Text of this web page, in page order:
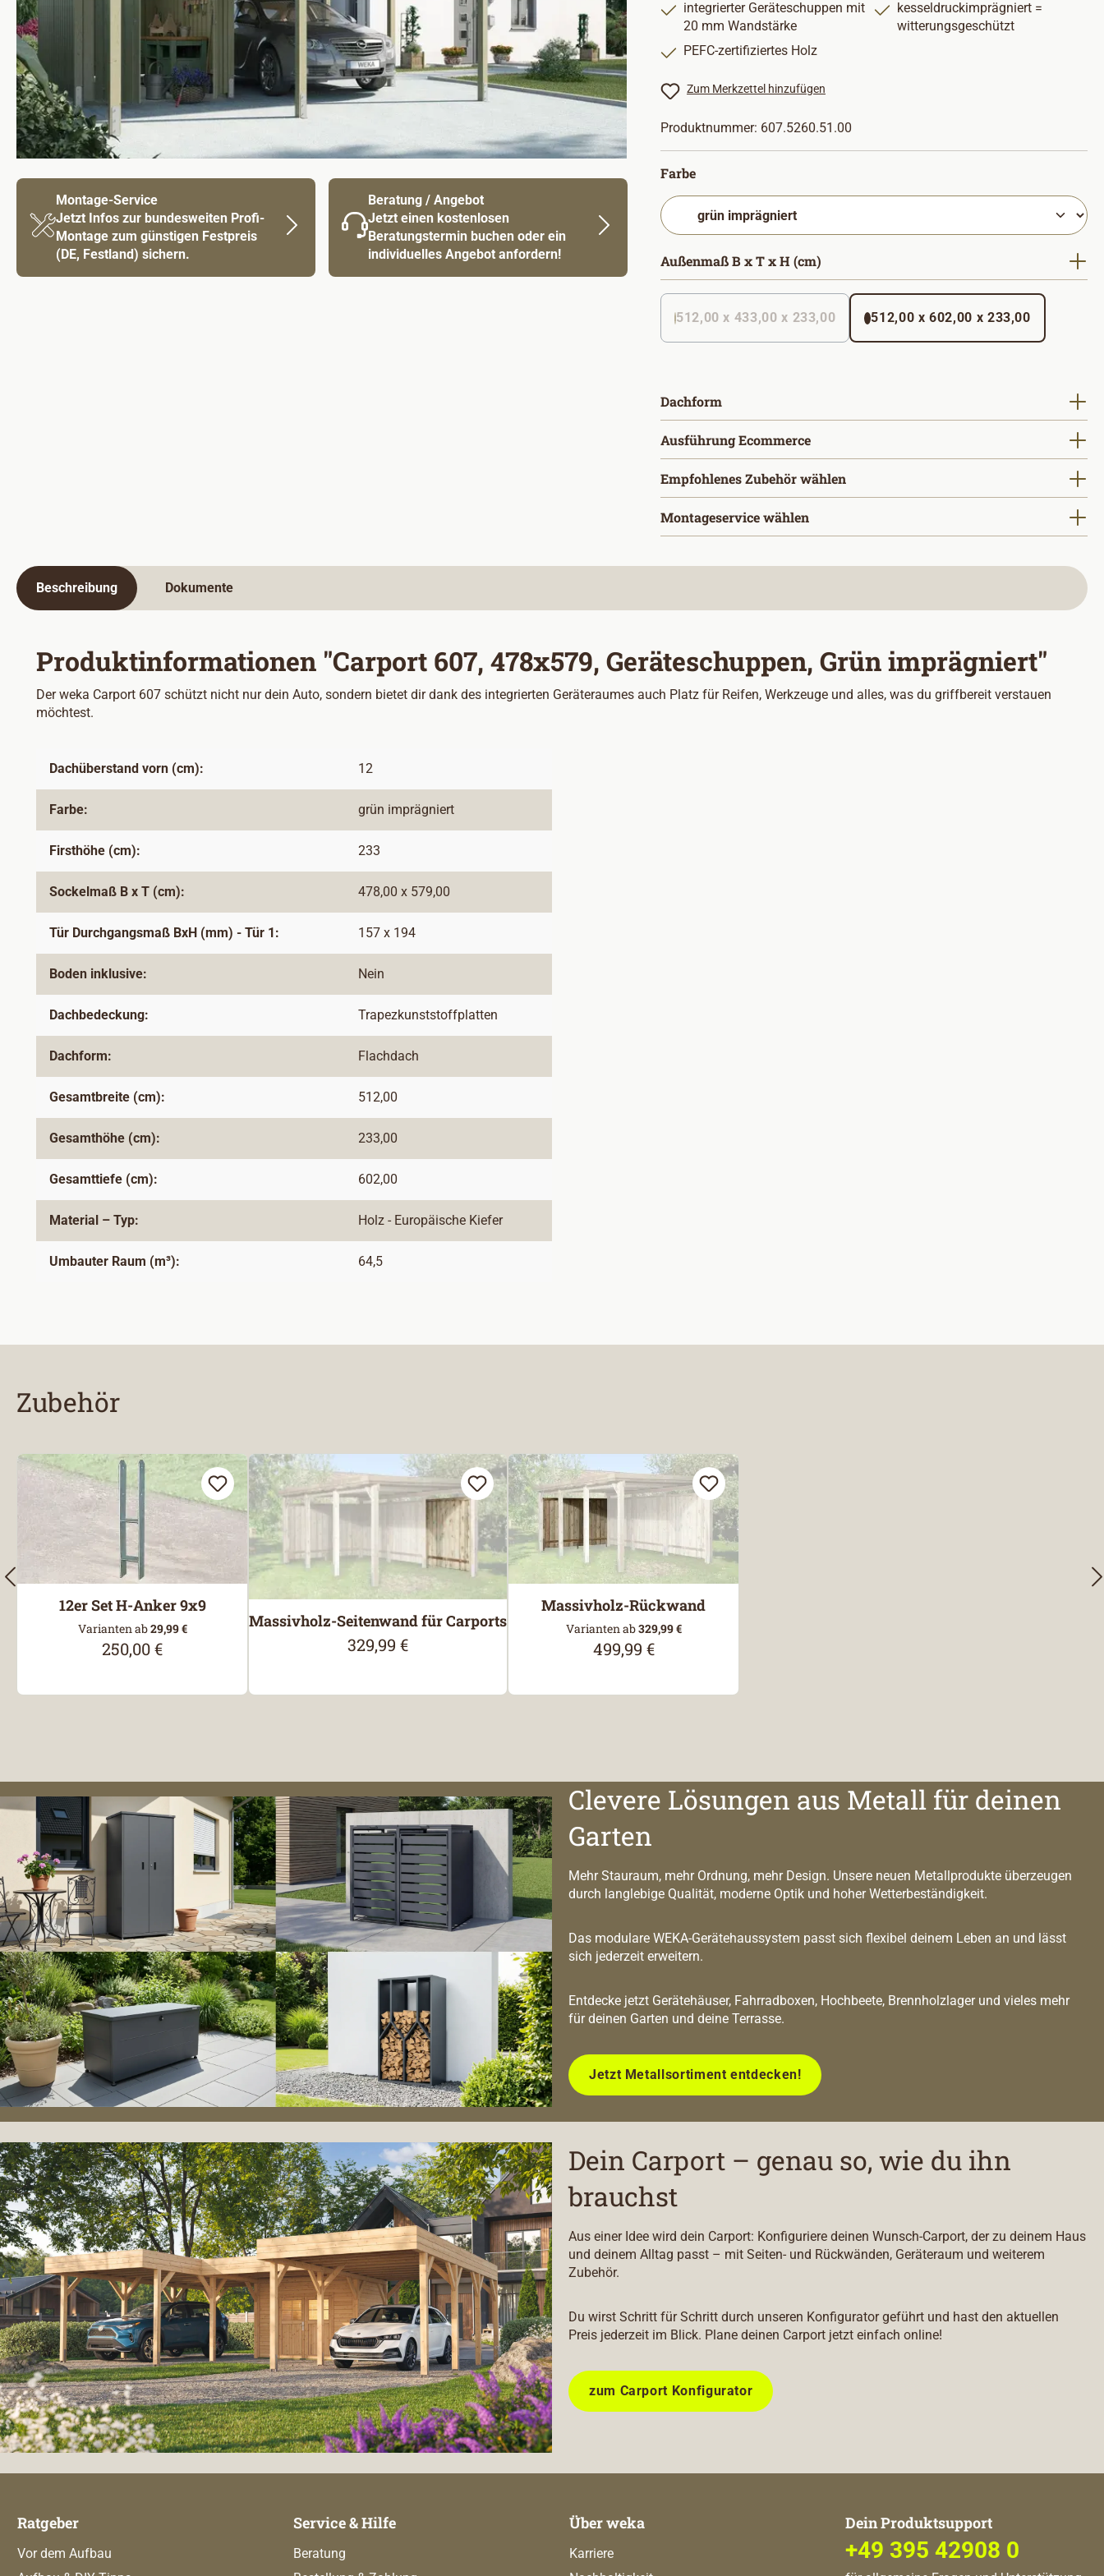
Montage-Service
Jetzt Infos zur bundesweiten Profi-
Montage zum günstigen Festpreis
(DE, Festland) sichern.
Beratung / Angebot
Jetzt einen kostenlosen
Beratungstermin buchen oder ein
individuelles Angebot anfordern!
integrierter Geräteschuppen mit
20 mm Wandstärke
kesseldruckimprägniert =
witterungsgeschützt
PEFC-zertifiziertes Holz
Zum Merkzettel hinzufügen
Produktnummer: 607.5260.51.00
Farbeauswählen
Außenmaß B x T x H (cm)
512,00 x 433,00 x 233,00 (Diese Option ist zurzeit nicht verfügbar. )
512,00 x 602,00 x 233,00
Dachform
Ausführung Ecommerceauswählen
Empfohlenes Zubehör wählen
Montageservice wählen
Beschreibung Dokumente
Produktinformationen "Carport 607, 478x579, Geräteschuppen, Grün imprägniert"
Der weka Carport 607 schützt nicht nur dein Auto, sondern bietet dir dank des integrierten Geräteraumes auch Platz für Reifen, Werkzeuge und alles, was du griffbereit verstauen
möchtest.
Dachüberstand vorn (cm): 12
Farbe: grün imprägniert
Firsthöhe (cm): 233
Sockelmaß B x T (cm): 478,00 x 579,00
Tür Durchgangsmaß BxH (mm) - Tür 1: 157 x 194
Boden inklusive: Nein
Dachbedeckung: Trapezkunststoffplatten
Dachform: Flachdach
Gesamtbreite (cm): 512,00
Gesamthöhe (cm): 233,00
Gesamttiefe (cm): 602,00
Material – Typ: Holz - Europäische Kiefer
Umbauter Raum (m³): 64,5
Zubehör
12er Set H-Anker 9x9
Varianten ab29,99 €
Regulärer Preis:
250,00 €
Massivholz-Seitenwand für Carports
Regulärer Preis:
329,99 €
Massivholz-Rückwand
Varianten ab329,99 €
Regulärer Preis:
499,99 €
Clevere Lösungen aus Metall für deinen
Garten
Mehr Stauraum, mehr Ordnung, mehr Design. Unsere neuen Metallprodukte überzeugen
durch langlebige Qualität, moderne Optik und hoher Wetterbeständigkeit.
Das modulare WEKA-Gerätehaussystem passt sich flexibel deinem Leben an und lässt
sich jederzeit erweitern.
Entdecke jetzt Gerätehäuser, Fahrradboxen, Hochbeete, Brennholzlager und vieles mehr
für deinen Garten und deine Terrasse.
Jetzt Metallsortiment entdecken!
Dein Carport – genau so, wie du ihn
brauchst
Aus einer Idee wird dein Carport: Konfiguriere deinen Wunsch-Carport, der zu deinem Haus
und deinem Alltag passt – mit Seiten- und Rückwänden, Geräteraum und weiterem
Zubehör.
Du wirst Schritt für Schritt durch unseren Konfigurator geführt und hast den aktuellen
Preis jederzeit im Blick. Plane deinen Carport jetzt einfach online!
zum Carport Konfigurator
Ratgeber
Vor dem Aufbau
Service & Hilfe
Beratung
Über weka
Karriere
Dein Produktsupport
+49 395 42908 0